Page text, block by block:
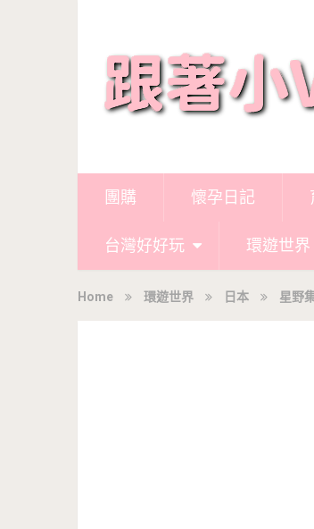
團購 懷孕日記
台灣好好玩 環遊世界
Home 環遊世界 日本 星野